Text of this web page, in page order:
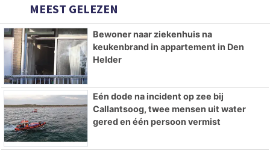
MEEST GELEZEN
Bewoner naar ziekenhuis na
keukenbrand in appartement in Den
Helder
Eén dode na incident op zee bij
Callantsoog, twee mensen uit water
gered en één persoon vermist